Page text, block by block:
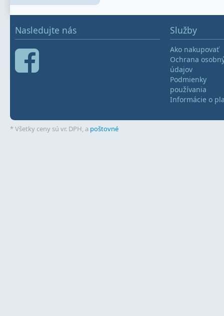
Nasledujte nás Služby
Ako nakupovať
Ochrana
údajov
Podmienky
používania
Informácie o
* Všetky ceny sú vr. DPH, a poštovné